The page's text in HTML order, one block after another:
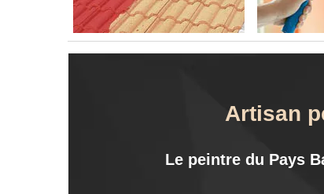
Artisan
Le peintre du Pays